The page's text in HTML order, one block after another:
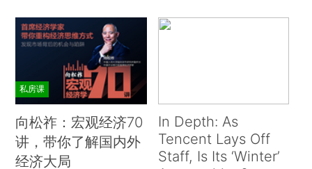
私房课
向松祚：宏观经济70
讲，带你了解国内外
经济大局
In Depth: As
Tencent Lays Off
Staff, Is Its ‘Winter’